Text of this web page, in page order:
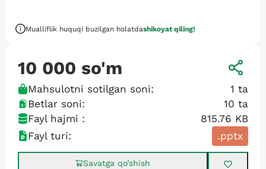
Mualliflik huquqi buzilgan holatdashikoyat qiling!
10 000 so'm
Mahsulotni sotilgan soni: 1 ta
Betlar soni:
10 ta
Fayl hajmi :
815.76 KB
Fayl turi:
.pptx
Savatga qo’shish